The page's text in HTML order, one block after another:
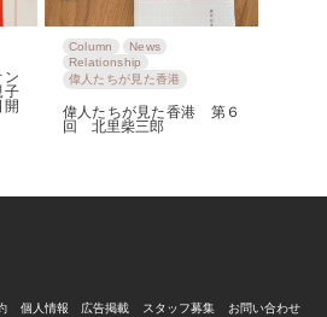
ン
子
Column
News
Relationship
偉人たちが見た香港
偉人たちが見た香港 第６
回 北里柴三郎
個人情報 広告掲載 スタッフ募集 お問い合わせ